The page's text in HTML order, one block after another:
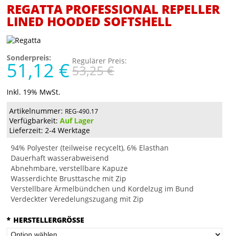
REGATTA PROFESSIONAL REPELLER
LINED HOODED SOFTSHELL
Sonderpreis:
51,12 € Regulärer Preis:
53,25 €
Inkl. 19% MwSt.
Artikelnummer: REG-490.17
Verfügbarkeit:Auf Lager
Lieferzeit: 2-4 Werktage
94% Polyester (teilweise recycelt), 6% Elasthan
Dauerhaft wasserabweisend
Abnehmbare, verstellbare Kapuze
Wasserdichte Brusttasche mit Zip
Verstellbare Ärmelbündchen und Kordelzug im Bund
Verdeckter Veredelungszugang mit Zip
* HERSTELLERGRÖSSE